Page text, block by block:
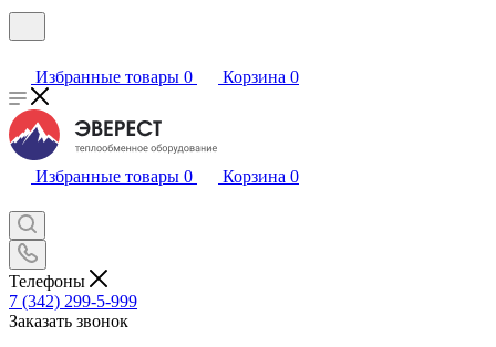
Избранные товары 0 Корзина 0
Избранные товары 0 Корзина 0
Телефоны
7 (342) 299-5-999
Заказать звонок